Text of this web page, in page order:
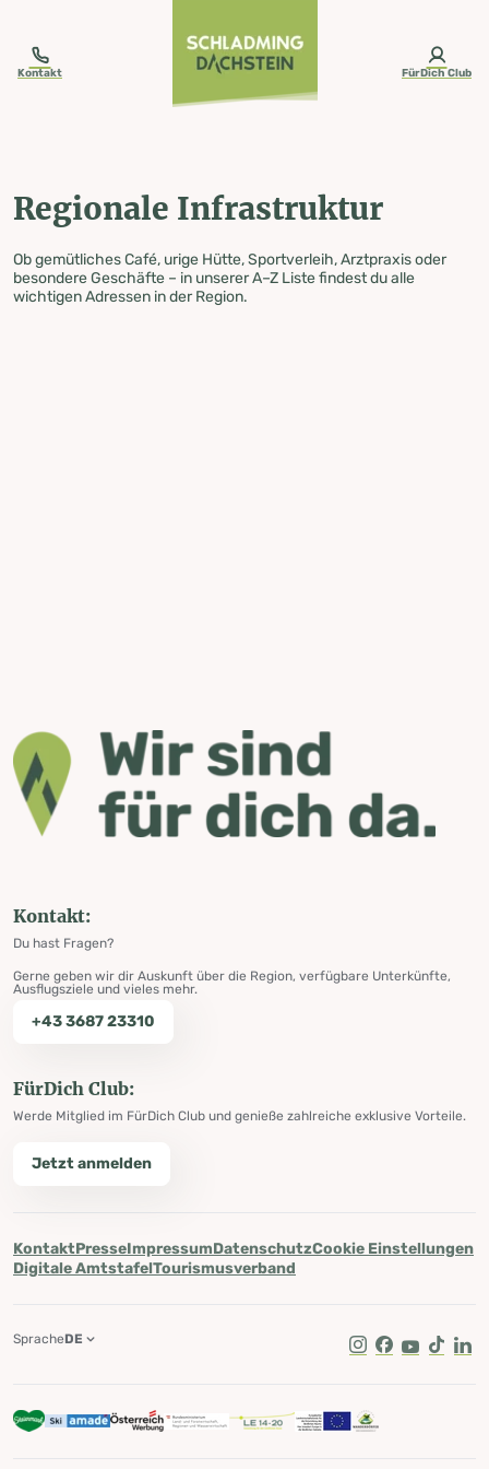
Kontakt FürDich Club
Regionale Infrastruktur
Ob gemütliches Café, urige Hütte, Sportverleih, Arztpraxis oder
besondere Geschäfte – in unserer A–Z Liste findest du alle
wichtigen Adressen in der Region.
Kontakt:
Du hast Fragen?
Gerne geben wir dir Auskunft über die Region, verfügbare Unterkünfte,
Ausflugsziele und vieles mehr.
+43 3687 23310
FürDich Club:
Werde Mitglied im FürDich Club und genieße zahlreiche exklusive Vorteile.
Jetzt anmelden
KontaktPresseImpressumDatenschutzCookie Einstellungen
Digitale AmtstafelTourismusverband
Instagram
Facebook
Youtube
Tik Tok
SpracheDE